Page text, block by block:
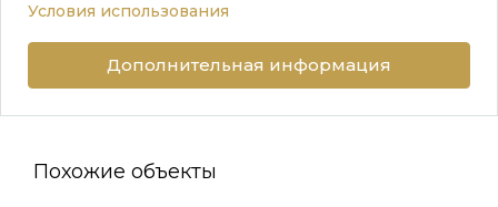
Условия использования
Дополнительная информация
Похожие объекты